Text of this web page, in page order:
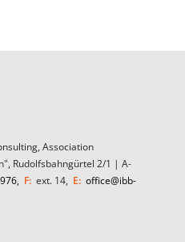
Association
Rudolfsbahngürtel 2/1 | A-
F:ext. 14, E: office@ibb-